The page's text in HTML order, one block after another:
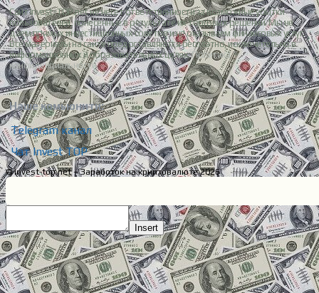
Сайт Invest-TOP.net не несет ответственности за возможные убытки
пользователей, понесенные в результате их торговых решений. Мы не
даем прямых инвестиционных советов и не оказываем финансовых услуг.
Все материалы на сайте предоставляются бесплатно, исключительно в
информационных и образовательных целях.Политика
конфиденциальности.
Наше комьюнити:
Telegram канал
Чат Invest TOP
© invest-top.net – Заработок на криптовалюте 2026
Insert